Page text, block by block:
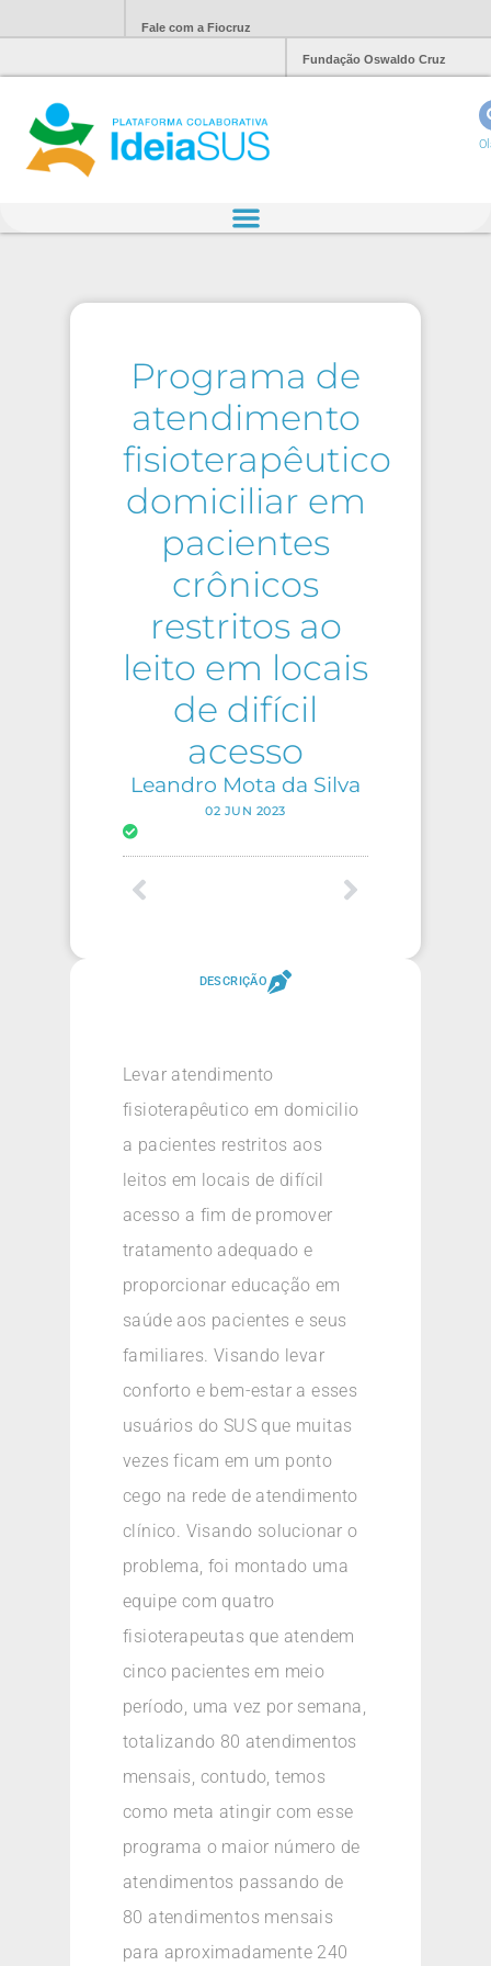
Fale com a Fiocruz
Fundação Oswaldo Cruz
Programa de
atendimento
fisioterapêutico
domiciliar em
pacientes
crônicos
restritos ao
leito em locais
de difícil
acesso
Leandro Mota da Silva
02 JUN 2023
DESCRIÇÃO
Levar atendimento
fisioterapêutico em domicilio
a pacientes restritos aos
leitos em locais de difícil
acesso a fim de promover
tratamento adequado e
proporcionar educação em
saúde aos pacientes e seus
familiares. Visando levar
conforto e bem-estar a esses
usuários do SUS que muitas
vezes ficam em um ponto
cego na rede de atendimento
clínico. Visando solucionar o
problema, foi montado uma
equipe com quatro
fisioterapeutas que atendem
cinco pacientes em meio
período, uma vez por semana,
totalizando 80 atendimentos
mensais, contudo, temos
como meta atingir com esse
programa o maior número de
atendimentos passando de
80 atendimentos mensais
para aproximadamente 240